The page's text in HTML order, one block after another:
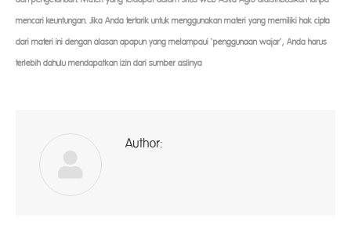
mencari keuntungan. Jika Anda tertarik untuk menggunakan materi yang memiliki hak cipta
dari materi ini dengan alasan apapun yang melampaui ‘penggunaan wajar’, Anda harus
terlebih dahulu mendapatkan izin dari sumber aslinya
Author: